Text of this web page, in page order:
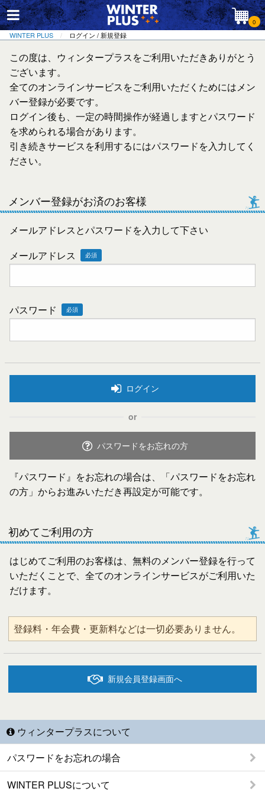
0
WINTER PLUS ログイン / 新規登録
この度は、ウィンタープラスをご利用いただきありがとう
ございます。
全てのオンラインサービスをご利用いただくためにはメン
バー登録が必要です。
ログイン後も、一定の時間操作が経過しますとパスワード
を求められる場合があります。
引き続きサービスを利用するにはパスワードを入力してく
ださい。
メンバー登録がお済のお客様
メールアドレスとパスワードを入力して下さい
メールアドレス
必須
パスワード 必須
ログイン
or
パスワードをお忘れの方
『パスワード』をお忘れの場合は、「パスワードをお忘れ
の方」からお進みいただき再設定が可能です。
初めてご利用の方
はじめてご利用のお客様は、無料のメンバー登録を行って
いただくことで、全てのオンラインサービスがご利用いた
だけます。
登録料・年会費・更新料などは一切必要ありません。
新規会員登録画面へ
ウィンタープラスについて
パスワードをお忘れの場合
WINTER PLUSについて